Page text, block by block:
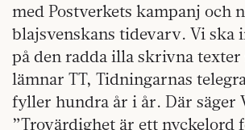
med Postverkets kampanj och
blajsvenskans tidevarv. Vi ska
på den radda illa skrivna texter
lämnar TT, Tidningarnas
fyller hundra år i år. Där säger
”Trovärdighet är ett nyckelord